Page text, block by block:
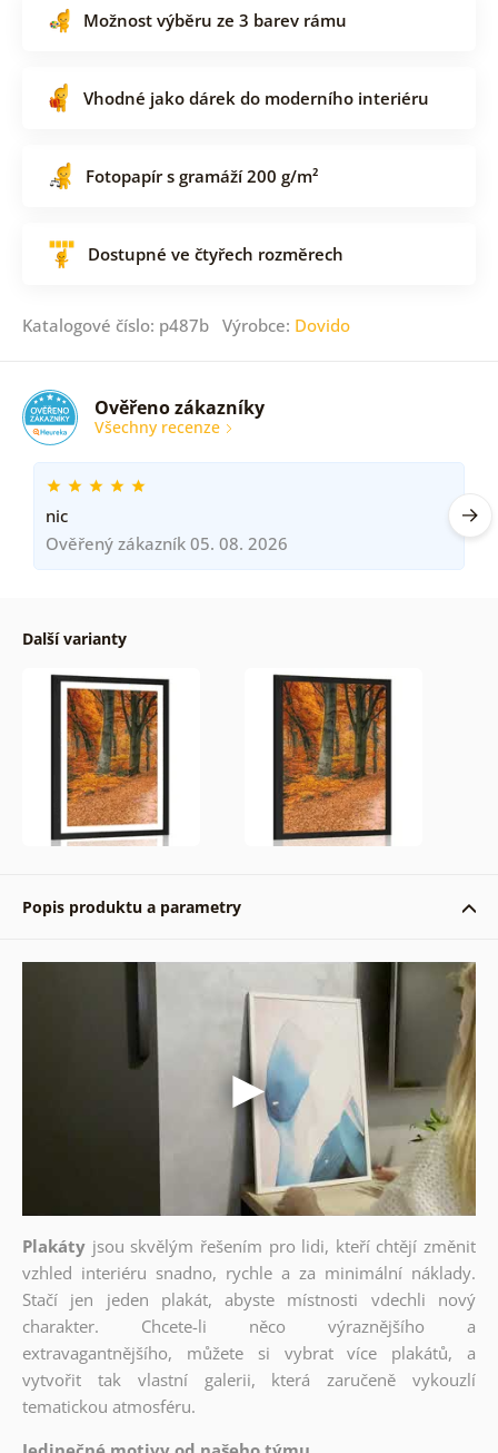
Možnost výběru ze 3 barev rámu
Vhodné jako dárek do moderního interiéru
Fotopapír s gramáží 200 g/m²
Dostupné ve čtyřech rozměrech
Katalogové číslo: p487b Výrobce: Dovido
Ověřeno zákazníky
Všechny recenze
nic
Ověřený zákazník 05. 08. 2026
Další varianty
Popis produktu a parametry
Plakáty jsou skvělým řešením pro lidi, kteří chtějí změnit
vzhled interiéru snadno, rychle a za minimální náklady.
Stačí jen jeden plakát, abyste místnosti vdechli nový
charakter. Chcete-li něco výraznějšího a
extravagantnějšího, můžete si vybrat více plakátů, a
vytvořit tak vlastní galerii, která zaručeně vykouzlí
tematickou atmosféru.